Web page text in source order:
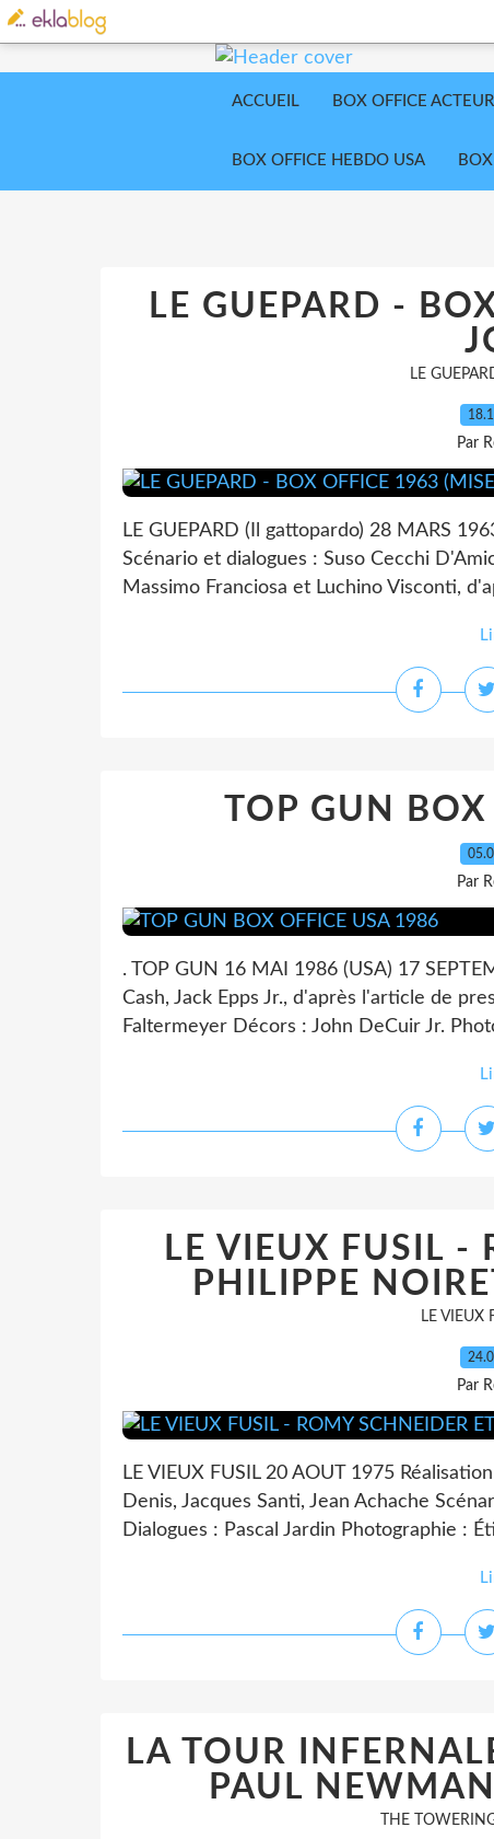
ACCUEIL BOX OFFICE
BOX OFFICE HEBDO USA
LE GUEPARD -
LE
Par
LE GUEPARD (Il gattopardo) 28 MARS
Scénario et dialogues : Suso Cecchi
Massimo Franciosa et Luchino Visconti,
TOP GUN
Par
. TOP GUN 16 MAI 1986 (USA) 17
Cash, Jack Epps Jr., d'après l'article de
Faltermeyer Décors : John DeCuir Jr.
LE VIEUX FUSIL -
PHILIPPE
LE VIEUX
Par
LE VIEUX FUSIL 20 AOUT 1975
Denis, Jacques Santi, Jean Achache
Dialogues : Pascal Jardin Photographie :
LA TOUR
PAUL
THE